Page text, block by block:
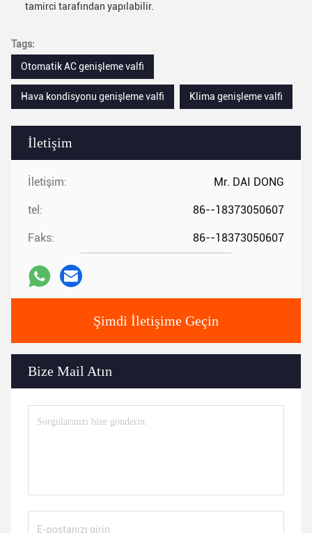
İletişim
İletişim: Mr. DAI DONG
tel: 86--18373050607
Faks: 86--18373050607
Şimdi İletişime Geçin
Bize Mail Atın
tamirci tarafından yapılabilir.
Tags:
Otomatik AC genişleme valfi
Hava kondisyonu genişleme valfi Klima genişleme valfi